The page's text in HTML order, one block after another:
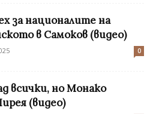
за националите на
в Самоков (видео)
0
всички, но Монако
(видео)